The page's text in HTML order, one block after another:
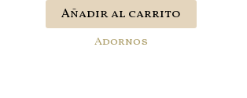
Añadir al carrito
Adornos